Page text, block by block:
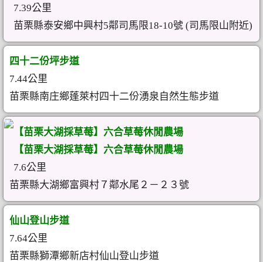
7.39公里
苗栗縣泰安鄉中興村5鄰司馬限18-10號 (司馬限山附近)
四十二份坪步道
7.44公里
苗栗縣南庄鄉蓬萊村四十二份湧泉自然生態步道
【苗栗大湖採草莓】六合草莓休閒農場
【苗栗大湖採草莓】六合草莓休閒農場
7.6公里
苗栗縣大湖鄉富興村７鄰水尾２－２３號
仙山登山步道
7.64公里
苗栗縣獅潭鄉新店村仙山登山步道